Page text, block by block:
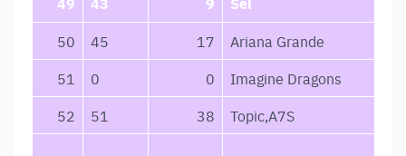
50 45 17
Ariana Grande
51
0 0
Imagine Dragons
52
51 38 Topic,A7S